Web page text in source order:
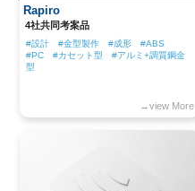
Rapiro
4社共同考案品
#設計 #金型製作 #成形 #ABS
#PC #カセット型 #アルミ+調質鋼金
型
→view More